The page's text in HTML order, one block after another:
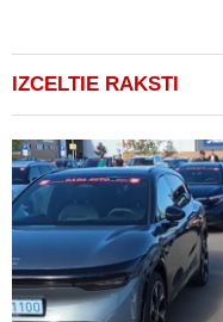
IZCELTIE RAKSTI